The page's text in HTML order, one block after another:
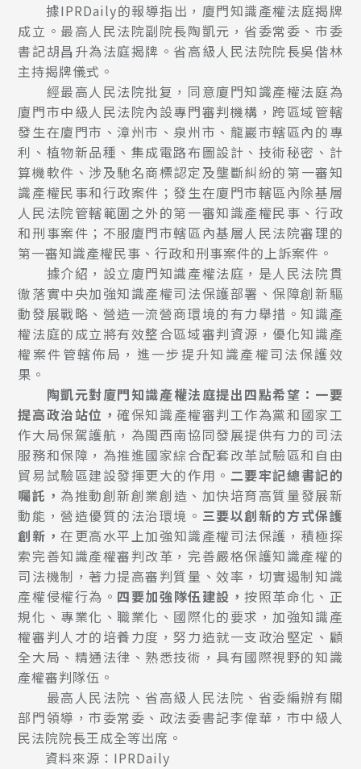
據IPRDaily的報導指出，廈門知識產權法庭揭牌
成立。最高人民法院副院長陶凱元，省委常委、市委
書記胡昌升為法庭揭牌。省高級人民法院院長吳偕林
主持揭牌儀式。
經最高人民法院批复，同意廈門知識產權法庭為
廈門市中級人民法院內設專門審判機構，跨區域管轄
發生在廈門市、漳州市、泉州市、龍巖市轄區內的專
利、植物新品種、集成電路布圖設計、技術秘密、計
算機軟件、涉及馳名商標認定及壟斷糾紛的第一審知
識產權民事和行政案件；發生在廈門市轄區內除基層
人民法院管轄範圍之外的第一審知識產權民事、行政
和刑事案件；不服廈門市轄區內基層人民法院審理的
第一審知識產權民事、行政和刑事案件的上訴案件。
據介紹，設立廈門知識產權法庭，是人民法院貫
徹落實中央加強知識產權司法保護部署、保障創新驅
動發展戰略、營造一流營商環境的有力舉措。知識產
權法庭的成立將有效整合區域審判資源，優化知識產
權案件管轄佈局，進一步提升知識產權司法保護效
果。
陶凱元對廈門知識產權法庭提出四點希望：一要
提高政治站位，確保知識產權審判工作為黨和國家工
作大局保駕護航，為閩西南協同發展提供有力的司法
服務和保障，為推進國家綜合配套改革試驗區和自由
貿易試驗區建設發揮更大的作用。 二要牢記總書記的
囑託， 為推動創新創業創造、加快培育高質量發展新
動能，營造優質的法治環境。 三要以創新的方式保護
創新，在更高水平上加強知識產權司法保護，積極探
索完善知識產權審判改革，完善嚴格保護知識產權的
司法機制，著力提高審判質量、效率，切實遏制知識
產權侵權行為。 四要加強隊伍建設，按照革命化、正
規化、專業化、職業化、國際化的要求，加強知識產
權審判人才的培養力度，努力造就一支政治堅定、顧
全大局、精通法律、熟悉技術，具有國際視野的知識
產權審判隊伍。
最高人民法院、省高級人民法院、省委編辦有關
部門領導，市委常委、政法委書記李偉華，市中級人
民法院院長王成全等出席。
資料來源：IPRDaily